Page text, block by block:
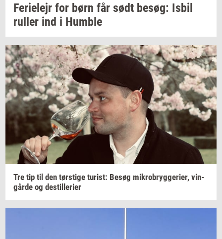
Fe­ri­e­lejr for børn får sødt besøg: Isbil
rul­ler ind i Hum­b­le
Tre tip til den tørsti­ge turist: Besøg mi­kro­bryg­ge­ri­er, vin­
går­de og destil­le­ri­er